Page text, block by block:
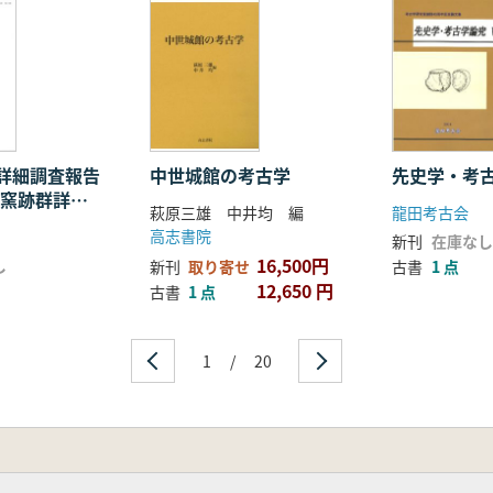
塚時代後1期の土器文化
縄諸島の様相
との関係(グスク時代)
における土器文化
その考古学上の諸画期と歴史的展開
列島における考古学的時期区分の現状と課題
貝製品の変化と画期 貝製装飾品を中心に
人 琉球先史・原史文化の考古学的画期
細調査報告
跡群詳細
中世城館の考古学
萩原三雄 中井均 編
高志書院
新刊 取り寄せ 16,500円
古書 1 点 12,650 円
先史学・考
龍田考古会
新刊 在庫なし
古書 1 点
1 / 20